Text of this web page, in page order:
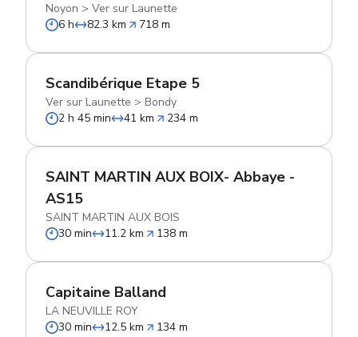
Noyon > Ver sur Launette
6 h
82.3 km 718 m
Scandibérique Etape 5
Ver sur Launette > Bondy
2 h 45 min
41 km 234 m
SAINT MARTIN AUX BOIX- Abbaye -
AS15
SAINT MARTIN AUX BOIS
30 min
11.2 km 138 m
Capitaine Balland
LA NEUVILLE ROY
30 min
12.5 km 134 m